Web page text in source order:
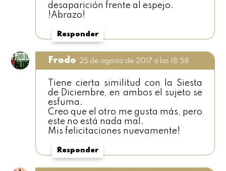
desaparición frente al espejo.
!Abrazo!
Responder
Frodo 25 de agosto de 2017 a las 18:58
Tiene cierta similitud con la Siesta
de Diciembre, en ambos el sujeto se
esfuma.
Creo que el otro me gusta más, pero
este no está nada mal.
Mis felicitaciones nuevamente!
Responder